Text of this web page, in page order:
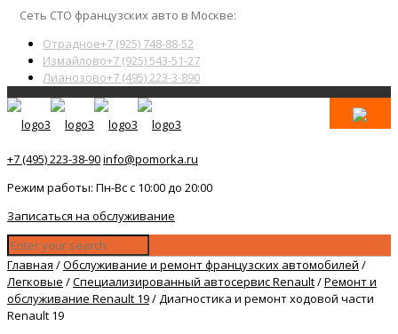
Сеть СТО французских авто в Москве:
Отрадное+7 (925) 748-88-52
Измайлово+7 (925) 543-51-27
Лианозово+7 (495) 223-3-890
+7 (495) 223-38-90info@pomorka.ru
Режим работы: Пн-Вс с 10:00 до 20:00
Записаться на обслуживание
Главная /Обслуживание и ремонт французских автомобилей /
Легковые /Специализированный автосервис Renault/Ремонт и
обслуживание Renault 19/Диагностика и ремонт ходовой части
Renault 19